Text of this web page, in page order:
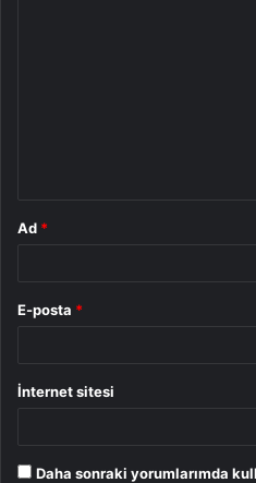
Ad *
E-posta *
İnternet sitesi
Daha sonraki yorumlarımda